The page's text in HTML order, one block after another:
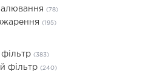
(78)
(195)
(383)
фільтр (240)